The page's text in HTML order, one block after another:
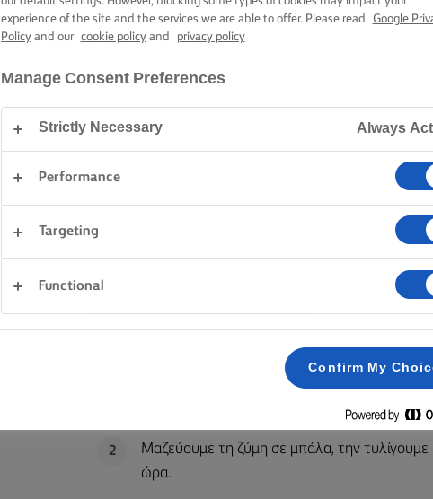
ΜΗΛΌΠΙΤΑ
ΜΈΘΟΔΟΣ
ΖΥΜΗ
Προσθέτουμε το αλεύρι και το αλάτι και
2
Μαζεύουμε τη ζύμη σε μπάλα, την τυλίγουμε
ώρα.
experience of the site and the services we are able to offer. Please read
Google
Policyand our cookie policyand privacy policy
Manage Consent Preferences
Strictly Necessary Always
Performance
Targeting
Functional
Confirm My